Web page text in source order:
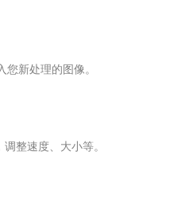
新处理的图像。
整速度、大小等。